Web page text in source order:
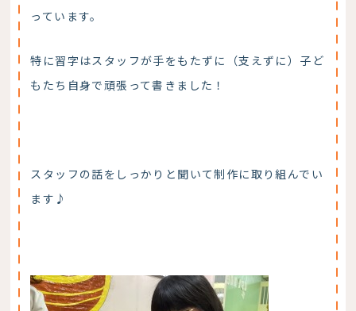
っています。
特に習字はスタッフが手をもたずに（支えずに）子ど
もたち自身で頑張って書きました！
スタッフの話をしっかりと聞いて制作に取り組んでい
ます♪